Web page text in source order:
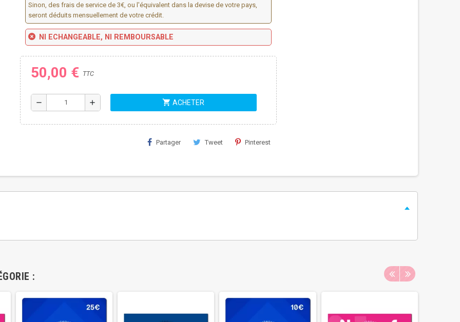
Sinon, des frais de service de 3€, ou l'équivalent dans la devise de votre pays,
seront déduits mensuellement de votre crédit.
NI ECHANGEABLE, NI REMBOURSABLE
50,00 € TTC
remove add shopping_cart ACHETER
Partager Tweet Pinterest
: